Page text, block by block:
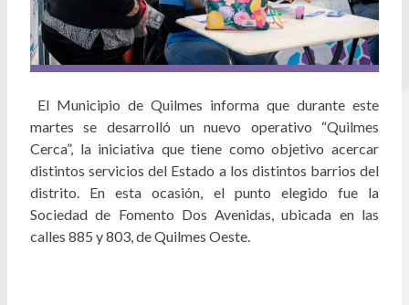
El Municipio de Quilmes informa que durante este
martes se desarrolló un nuevo operativo “Quilmes
Cerca”, la iniciativa que tiene como objetivo acercar
distintos servicios del Estado a los distintos barrios del
distrito. En esta ocasión, el punto elegido fue la
Sociedad de Fomento Dos Avenidas, ubicada en las
calles 885 y 803, de Quilmes Oeste.